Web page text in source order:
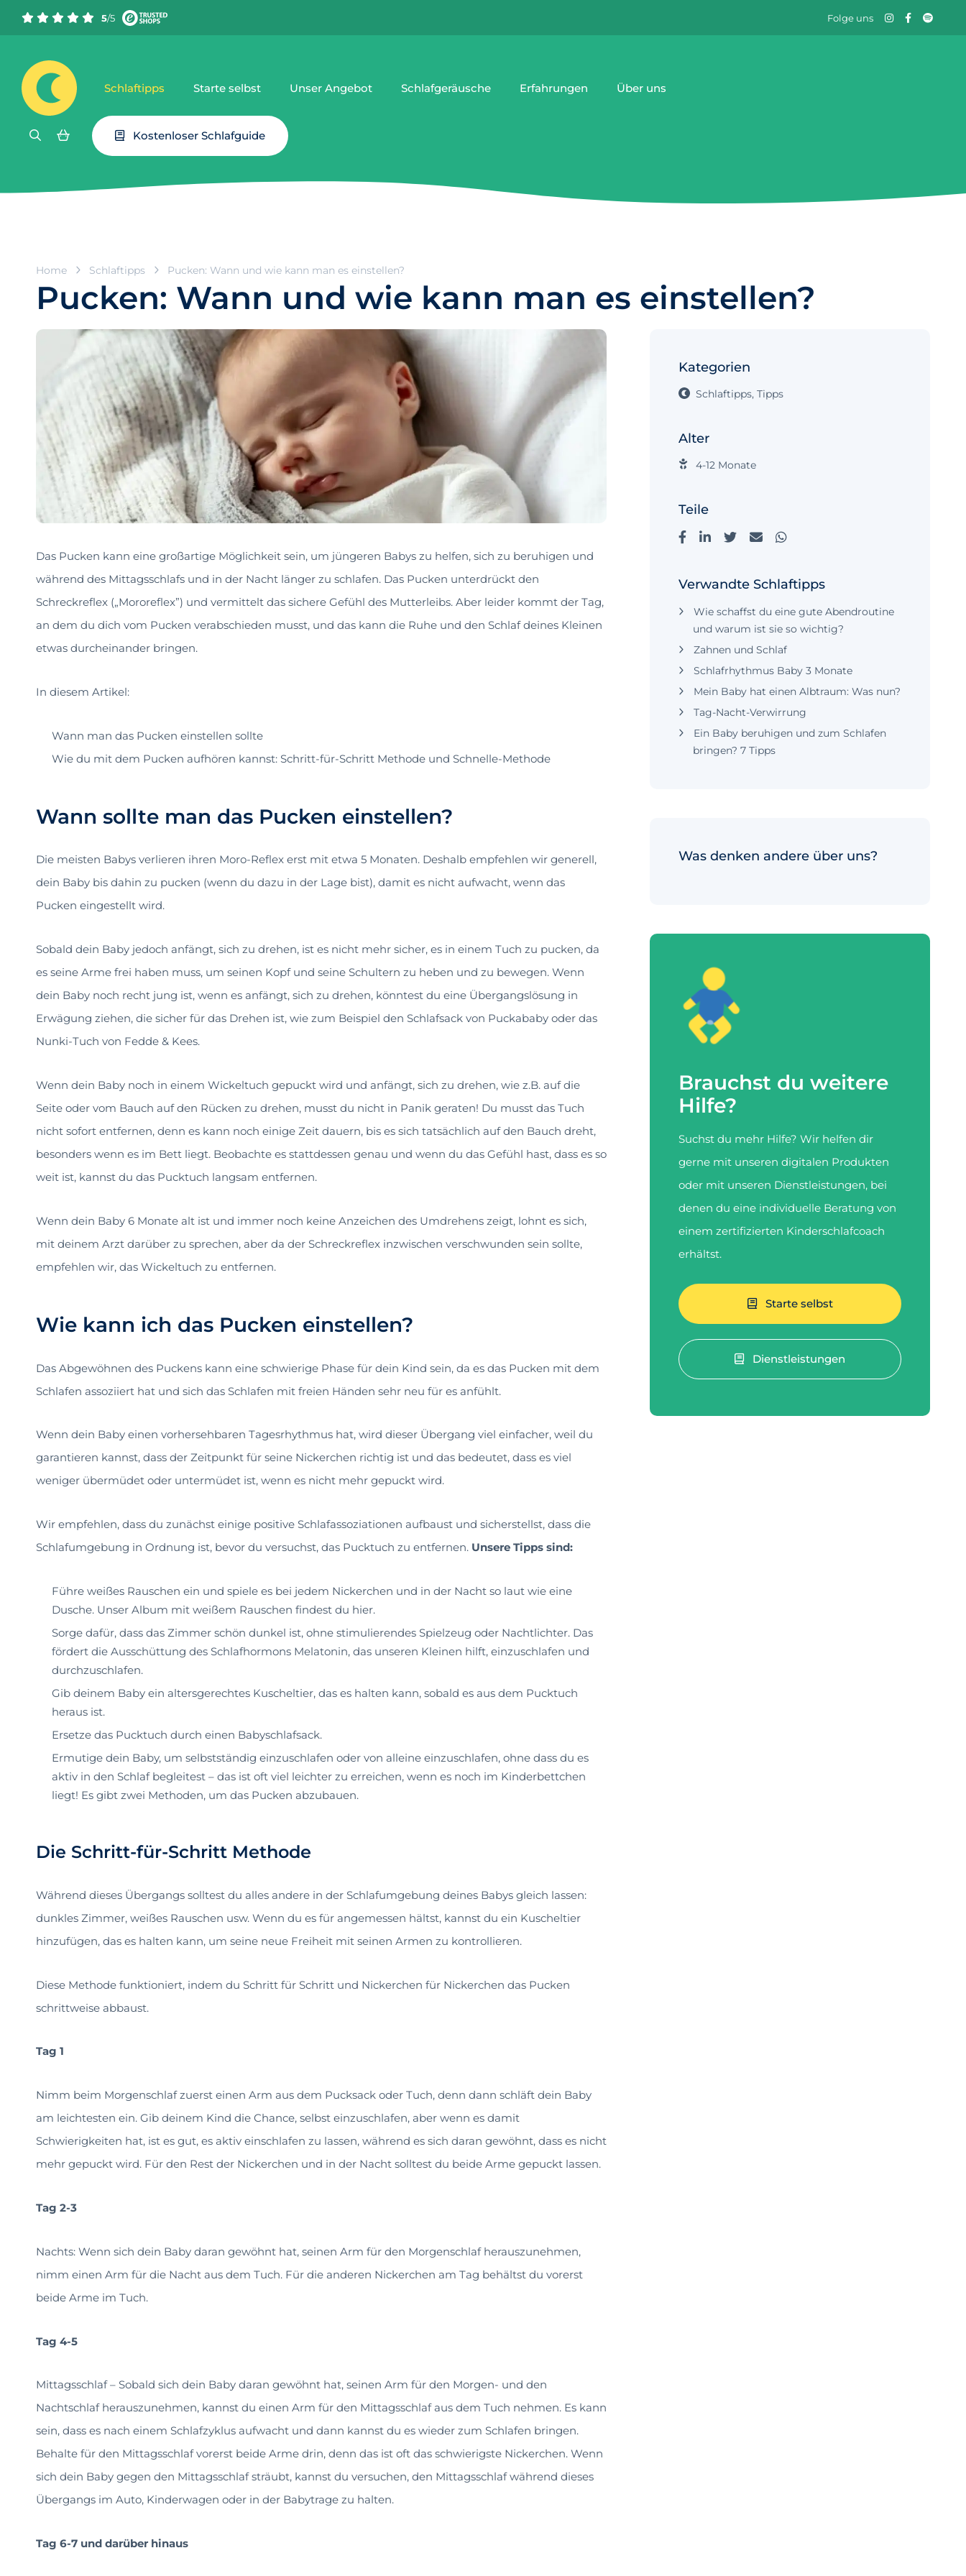
5/5 Folge uns
Schlaftipps Starte selbst Unser Angebot Schlafgeräusche Erfahrungen Über uns
Kostenloser Schlafguide
Home Schlaftipps Pucken: Wann und wie kann man es einstellen?
Pucken: Wann und wie kann man es einstellen?
Das Pucken kann eine großartige Möglichkeit sein, um jüngeren Babys zu helfen, sich zu beruhigen und
während des Mittagsschlafs und in der Nacht länger zu schlafen. Das Pucken unterdrückt den
Schreckreflex („Mororeflex”) und vermittelt das sichere Gefühl des Mutterleibs. Aber leider kommt der Tag,
an dem du dich vom Pucken verabschieden musst, und das kann die Ruhe und den Schlaf deines Kleinen
etwas durcheinander bringen.
In diesem Artikel:
Wann man das Pucken einstellen sollte
Wie du mit dem Pucken aufhören kannst: Schritt-für-Schritt Methode und Schnelle-Methode
Wann sollte man das Pucken einstellen?
Die meisten Babys verlieren ihren Moro-Reflex erst mit etwa 5 Monaten. Deshalb empfehlen wir generell,
dein Baby bis dahin zu pucken (wenn du dazu in der Lage bist), damit es nicht aufwacht, wenn das
Pucken eingestellt wird.
Sobald dein Baby jedoch anfängt, sich zu drehen, ist es nicht mehr sicher, es in einem Tuch zu pucken, da
es seine Arme frei haben muss, um seinen Kopf und seine Schultern zu heben und zu bewegen. Wenn
dein Baby noch recht jung ist, wenn es anfängt, sich zu drehen, könntest du eine Übergangslösung in
Erwägung ziehen, die sicher für das Drehen ist, wie zum Beispiel den Schlafsack von Puckababy oder das
Nunki-Tuch von Fedde & Kees.
Wenn dein Baby noch in einem Wickeltuch gepuckt wird und anfängt, sich zu drehen, wie z.B. auf die
Seite oder vom Bauch auf den Rücken zu drehen, musst du nicht in Panik geraten! Du musst das Tuch
nicht sofort entfernen, denn es kann noch einige Zeit dauern, bis es sich tatsächlich auf den Bauch dreht,
besonders wenn es im Bett liegt. Beobachte es stattdessen genau und wenn du das Gefühl hast, dass es so
weit ist, kannst du das Pucktuch langsam entfernen.
Wenn dein Baby 6 Monate alt ist und immer noch keine Anzeichen des Umdrehens zeigt, lohnt es sich,
mit deinem Arzt darüber zu sprechen, aber da der Schreckreflex inzwischen verschwunden sein sollte,
empfehlen wir, das Wickeltuch zu entfernen.
Wie kann ich das Pucken einstellen?
Das Abgewöhnen des Puckens kann eine schwierige Phase für dein Kind sein, da es das Pucken mit dem
Schlafen assoziiert hat und sich das Schlafen mit freien Händen sehr neu für es anfühlt.
Wenn dein Baby einen vorhersehbaren Tagesrhythmus hat, wird dieser Übergang viel einfacher, weil du
garantieren kannst, dass der Zeitpunkt für seine Nickerchen richtig ist und das bedeutet, dass es viel
weniger übermüdet oder untermüdet ist, wenn es nicht mehr gepuckt wird.
Wir empfehlen, dass du zunächst einige positive Schlafassoziationen aufbaust und sicherstellst, dass die
Schlafumgebung in Ordnung ist, bevor du versuchst, das Pucktuch zu entfernen. Unsere Tipps sind:
Führe weißes Rauschen ein und spiele es bei jedem Nickerchen und in der Nacht so laut wie eine
Dusche. Unser Album mit weißem Rauschen findest du hier.
Sorge dafür, dass das Zimmer schön dunkel ist, ohne stimulierendes Spielzeug oder Nachtlichter. Das
fördert die Ausschüttung des Schlafhormons Melatonin, das unseren Kleinen hilft, einzuschlafen und
durchzuschlafen.
Gib deinem Baby ein altersgerechtes Kuscheltier, das es halten kann, sobald es aus dem Pucktuch
heraus ist.
Ersetze das Pucktuch durch einen Babyschlafsack.
Ermutige dein Baby, um selbstständig einzuschlafen oder von alleine einzuschlafen, ohne dass du es
aktiv in den Schlaf begleitest – das ist oft viel leichter zu erreichen, wenn es noch im Kinderbettchen
liegt! Es gibt zwei Methoden, um das Pucken abzubauen.
Die Schritt-für-Schritt Methode
Während dieses Übergangs solltest du alles andere in der Schlafumgebung deines Babys gleich lassen:
dunkles Zimmer, weißes Rauschen usw. Wenn du es für angemessen hältst, kannst du ein Kuscheltier
hinzufügen, das es halten kann, um seine neue Freiheit mit seinen Armen zu kontrollieren.
Diese Methode funktioniert, indem du Schritt für Schritt und Nickerchen für Nickerchen das Pucken
schrittweise abbaust.
Tag 1
Nimm beim Morgenschlaf zuerst einen Arm aus dem Pucksack oder Tuch, denn dann schläft dein Baby
am leichtesten ein. Gib deinem Kind die Chance, selbst einzuschlafen, aber wenn es damit
Schwierigkeiten hat, ist es gut, es aktiv einschlafen zu lassen, während es sich daran gewöhnt, dass es nicht
mehr gepuckt wird. Für den Rest der Nickerchen und in der Nacht solltest du beide Arme gepuckt lassen.
Tag 2-3
Nachts: Wenn sich dein Baby daran gewöhnt hat, seinen Arm für den Morgenschlaf herauszunehmen,
nimm einen Arm für die Nacht aus dem Tuch. Für die anderen Nickerchen am Tag behältst du vorerst
beide Arme im Tuch.
Tag 4-5
Mittagsschlaf – Sobald sich dein Baby daran gewöhnt hat, seinen Arm für den Morgen- und den
Nachtschlaf herauszunehmen, kannst du einen Arm für den Mittagsschlaf aus dem Tuch nehmen. Es kann
sein, dass es nach einem Schlafzyklus aufwacht und dann kannst du es wieder zum Schlafen bringen.
Behalte für den Mittagsschlaf vorerst beide Arme drin, denn das ist oft das schwierigste Nickerchen. Wenn
sich dein Baby gegen den Mittagsschlaf sträubt, kannst du versuchen, den Mittagsschlaf während dieses
Übergangs im Auto, Kinderwagen oder in der Babytrage zu halten.
Tag 6-7 und darüber hinaus
Kategorien
Schlaftipps, Tipps
Alter
4-12 Monate
Teile
Verwandte Schlaftipps
Wie schaffst du eine gute Abendroutine
und warum ist sie so wichtig?
Zahnen und Schlaf
Schlafrhythmus Baby 3 Monate
Mein Baby hat einen Albtraum: Was nun?
Tag-Nacht-Verwirrung
Ein Baby beruhigen und zum Schlafen
bringen? 7 Tipps
Was denken andere über uns?
Brauchst du weitere
Hilfe?
Suchst du mehr Hilfe? Wir helfen dir
gerne mit unseren digitalen Produkten
oder mit unseren Dienstleistungen, bei
denen du eine individuelle Beratung von
einem zertifizierten Kinderschlafcoach
erhältst.
Starte selbst
Dienstleistungen